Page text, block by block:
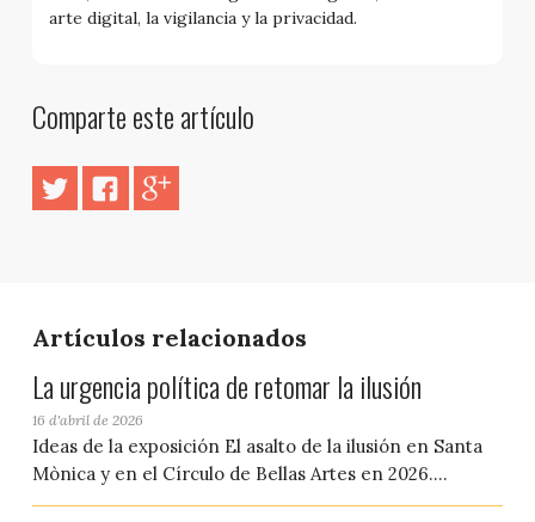
arte digital, la vigilancia y la privacidad.
Comparte este artículo
Artículos relacionados
La urgencia política de retomar la ilusión
16 d'abril de 2026
Ideas de la exposición El asalto de la ilusión en Santa
Mònica y en el Círculo de Bellas Artes en 2026....